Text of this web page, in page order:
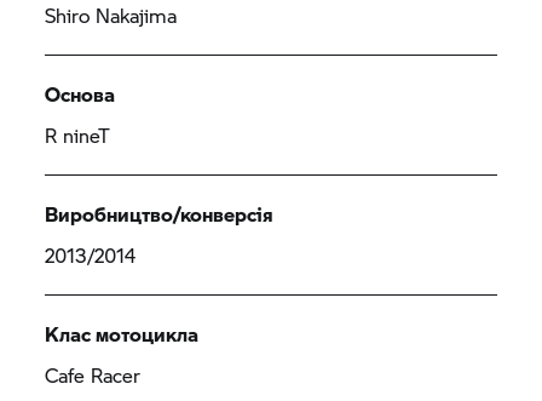
Shiro Nakajima
Основа
R nineT
Виробництво/конверсія
2013/2014
Клас мотоцикла
Cafe Racer